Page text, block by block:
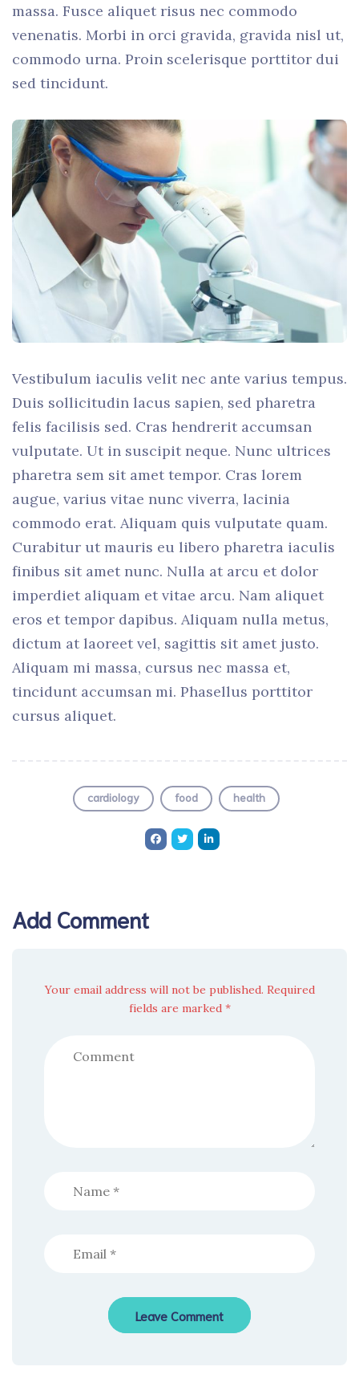
massa. Fusce aliquet risus nec commodo
venenatis. Morbi in orci gravida, gravida nisl ut,
commodo urna. Proin scelerisque porttitor dui
sed tincidunt.
Vestibulum iaculis velit nec ante varius tempus.
Duis sollicitudin lacus sapien, sed pharetra
felis facilisis sed. Cras hendrerit accumsan
vulputate. Ut in suscipit neque. Nunc ultrices
pharetra sem sit amet tempor. Cras lorem
augue, varius vitae nunc viverra, lacinia
commodo erat. Aliquam quis vulputate quam.
Curabitur ut mauris eu libero pharetra iaculis
finibus sit amet nunc. Nulla at arcu et dolor
imperdiet aliquam et vitae arcu. Nam aliquet
eros et tempor dapibus. Aliquam nulla metus,
dictum at laoreet vel, sagittis sit amet justo.
Aliquam mi massa, cursus nec massa et,
tincidunt accumsan mi. Phasellus porttitor
cursus aliquet.
cardiology food health
Add Comment
Your email address will not be published. Required
fields are marked *